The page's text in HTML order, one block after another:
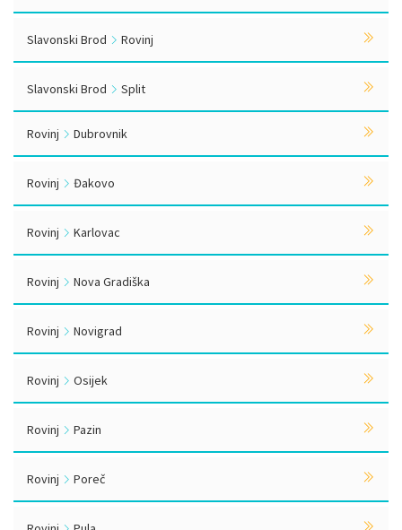
Slavonski Brod Rovinj
Slavonski Brod Split
Rovinj Dubrovnik
Rovinj Đakovo
Rovinj Karlovac
Rovinj Nova Gradiška
Rovinj Novigrad
Rovinj Osijek
Rovinj Pazin
Rovinj Poreč